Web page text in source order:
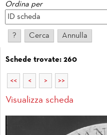
Ordina per
Schede trovate: 260
<< < > >>
Visualizza scheda